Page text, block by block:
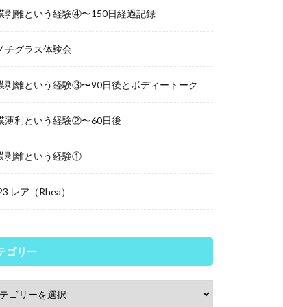
剥離という経験④〜150日経過記録
チグラス体験会
剥離という経験③〜90日後とボディートーク
薄利という経験②〜60日後
剥離という経験①
レア（Rhea）
ゴリー